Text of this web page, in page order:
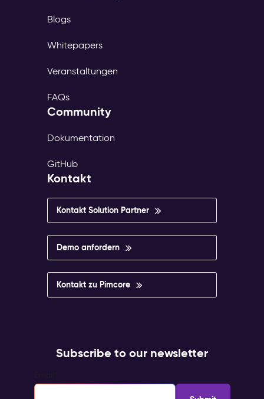
Blogs
Whitepapers
Veranstaltungen
FAQs
Community
Dokumentation
GitHub
Kontakt
Kontakt Solution Partner
Demo anfordern
Kontakt zu Pimcore
Subscribe to our newsletter